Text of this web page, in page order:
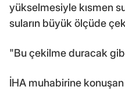
yükselmesiyle kısmen
suların büyük ölçüde
"Bu çekilme duracak
İHA muhabirine